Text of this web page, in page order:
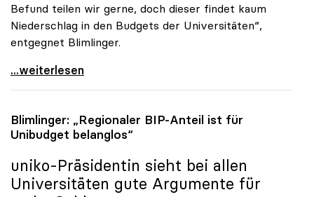
Befund teilen wir gerne, doch dieser findet kaum
Niederschlag in den Budgets der Universitäten“,
entgegnet Blimlinger.
uniko: Realität des Studierenden im Widerspruch zu
...weiterlesen
Blimlinger: „Regionaler BIP-Anteil ist für
Unibudget belanglos“
uniko-Präsidentin sieht bei allen
Universitäten gute Argumente für